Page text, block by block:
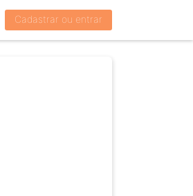
Cadastrar ou entrar